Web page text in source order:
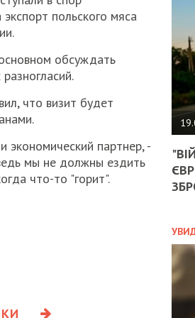
польского мяса
обсуждать
что визит будет
экономический партнер, -
мы не должны ездить
что-то "горит".
НА